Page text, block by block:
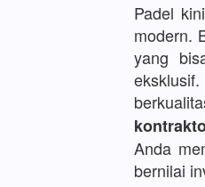
Padel
modern.
yang
Anda
bernilai